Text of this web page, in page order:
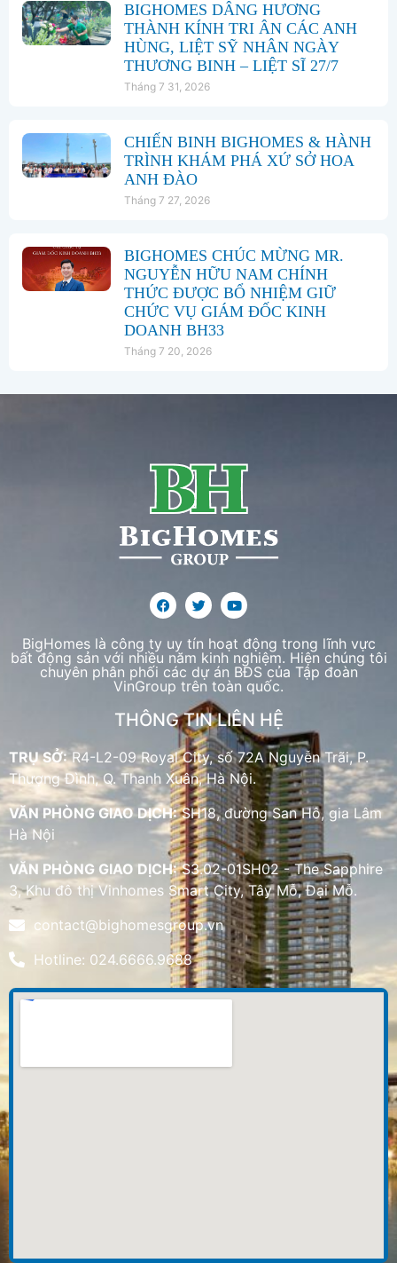
BIGHOMES DÂNG HƯƠNG
THÀNH KÍNH TRI ÂN CÁC ANH
HÙNG, LIỆT SỸ NHÂN NGÀY
THƯƠNG BINH – LIỆT SĨ 27/7
Tháng 7 31, 2026
CHIẾN BINH BIGHOMES & HÀNH
TRÌNH KHÁM PHÁ XỨ SỞ HOA
ANH ĐÀO
Tháng 7 27, 2026
BIGHOMES CHÚC MỪNG MR.
NGUYỄN HỮU NAM CHÍNH
THỨC ĐƯỢC BỔ NHIỆM GIỮ
CHỨC VỤ GIÁM ĐỐC KINH
DOANH BH33
Tháng 7 20, 2026
BigHomes là công ty uy tín hoạt động trong lĩnh vực
bất động sản với nhiều năm kinh nghiệm. Hiện chúng tôi
chuyên phân phối các dự án BĐS của Tập đoàn
VinGroup trên toàn quốc.
THÔNG TIN LIÊN HỆ
TRỤ SỞ:R4-L2-09 Royal City, số 72A Nguyễn Trãi, P.
Thượng Đình, Q. Thanh Xuân, Hà Nội.
VĂN PHÒNG GIAO DỊCH:SH18, đường San Hô, gia Lâm
Hà Nội
VĂN PHÒNG GIAO DỊCH:S3.02-01SH02 - The Sapphire
3, Khu đô thị Vinhomes Smart City, Tây Mỗ, Đại Mỗ.
contact@bighomesgroup.vn
Hotline: 024.6666.9688